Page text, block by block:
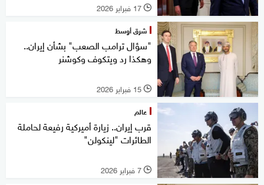
l 17 فبراير 2026
شرق أوسط
"سؤال ترامب الصعب" بشأن إيران..
وهكذا رد ويتكوف وكوشنر
l 15 فبراير 2026
عالم
قرب إيران.. زيارة أميركية رفيعة لحاملة
الطائرات "لينكولن"
l 7 فبراير 2026